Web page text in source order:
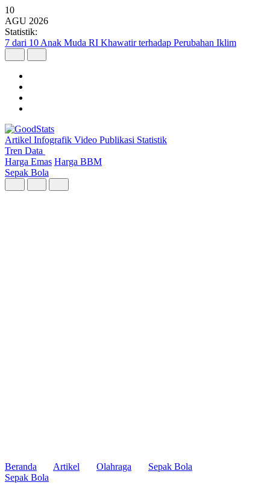
10
AGU 2026
Statistik:
5 Kecamatan dengan Masjid Terbanyak di Kota Bandung
Artikel Infografik Video Publikasi Statistik
Tren Data
Harga Emas Harga BBM
Sepak Bola
Beranda Artikel Olahraga
Sepak Bola
Sepak Bola